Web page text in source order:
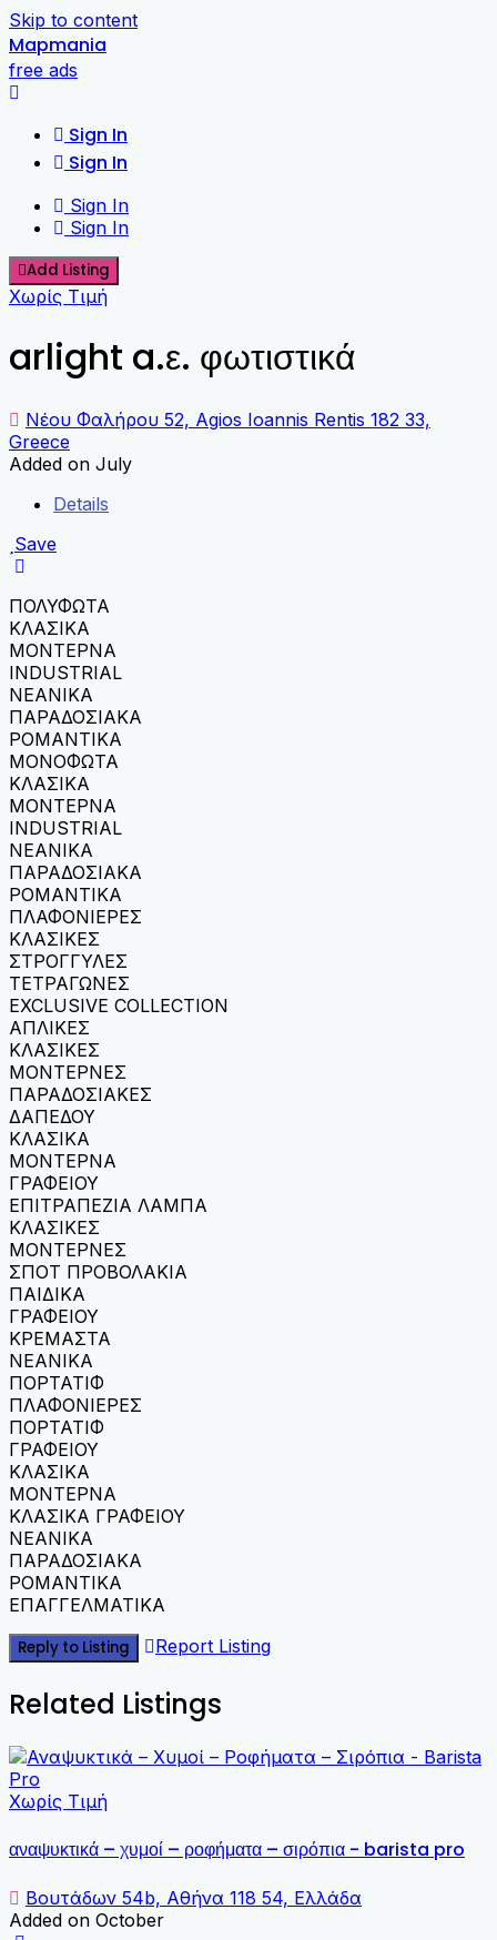
Skip to content
Mapmania
free ads
Sign In
Sign In
Sign In
Sign In
Add Listing
Χωρίς Τιμή
arlight a.ε. φωτιστικά
Νέου Φαλήρου 52, Agios Ioannis Rentis 182 33,
Greece
Added on July
Details
Save
ΠΟΛΥΦΩΤΑ
ΚΛΑΣΙΚΑ
ΜΟΝΤΕΡΝΑ
INDUSTRIAL
ΝΕΑΝΙΚΑ
ΠΑΡΑΔΟΣΙΑΚΑ
ΡΟΜΑΝΤΙΚΑ
ΜΟΝΟΦΩΤΑ
ΚΛΑΣΙΚΑ
ΜΟΝΤΕΡΝΑ
INDUSTRIAL
ΝΕΑΝΙΚΑ
ΠΑΡΑΔΟΣΙΑΚΑ
ΡΟΜΑΝΤΙΚΑ
ΠΛΑΦΟΝΙΕΡΕΣ
ΚΛΑΣΙΚΕΣ
ΣΤΡΟΓΓΥΛΕΣ
ΤΕΤΡΑΓΩΝΕΣ
EXCLUSIVE COLLECTION
ΑΠΛΙΚΕΣ
ΚΛΑΣΙΚΕΣ
ΜΟΝΤΕΡΝΕΣ
ΠΑΡΑΔΟΣΙΑΚΕΣ
ΔΑΠΕΔΟΥ
ΚΛΑΣΙΚΑ
ΜΟΝΤΕΡΝΑ
ΓΡΑΦΕΙΟΥ
ΕΠΙΤΡΑΠΕΖΙΑ ΛΑΜΠΑ
ΚΛΑΣΙΚΕΣ
ΜΟΝΤΕΡΝΕΣ
ΣΠΟΤ ΠΡΟΒΟΛΑΚΙΑ
ΠΑΙΔΙΚΑ
ΓΡΑΦΕΙΟΥ
ΚΡΕΜΑΣΤΑ
ΝΕΑΝΙΚΑ
ΠΟΡΤΑΤΙΦ
ΠΛΑΦΟΝΙΕΡΕΣ
ΠΟΡΤΑΤΙΦ
ΓΡΑΦΕΙΟΥ
ΚΛΑΣΙΚΑ
ΜΟΝΤΕΡΝΑ
ΚΛΑΣΙΚΑ ΓΡΑΦΕΙΟΥ
ΝΕΑΝΙΚΑ
ΠΑΡΑΔΟΣΙΑΚΑ
ΡΟΜΑΝΤΙΚΑ
ΕΠΑΓΓΕΛΜΑΤΙΚΑ
Reply to Listing Report Listing
Related Listings
Χωρίς Τιμή
αναψυκτικά – χυμοί – ροφήματα – σιρόπια - barista pro
Βουτάδων 54b, Αθήνα 118 54, Ελλάδα
Added on October